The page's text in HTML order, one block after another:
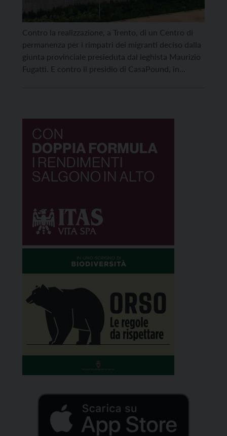
Contro la realizzazione, a Trento, di un Centro di
permanenza per i rimpatri dei migranti deciso dalla
giunta provinciale presieduta dal leghista Maurizio
Fugatti. E contro il presidio di CasaPound, in